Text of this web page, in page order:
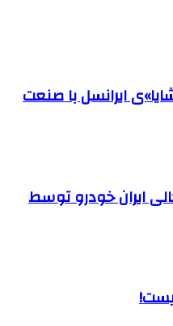
ایرانسل با صنعت
ایران خودرو توسط